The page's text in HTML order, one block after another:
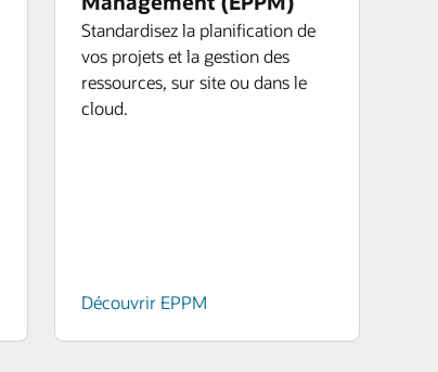
Standardisez la planification de
vos projets et la gestion des
ressources, sur site ou dans le
cloud.
Découvrir EPPM